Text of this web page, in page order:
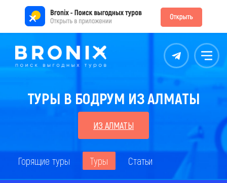
Контакты Меню
ТУРЫ В БОДРУМ ИЗ АЛМАТЫ
ИЗ АЛМАТЫ
Горящие туры Туры Статьи